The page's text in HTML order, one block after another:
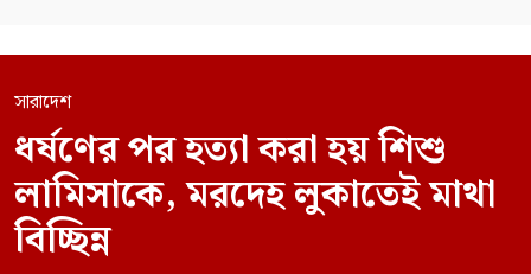
সারাদেশ
ধর্ষণের পর হত্যা করা হয় শিশু
লামিসাকে, মরদেহ লুকাতেই মাথা
বিচ্ছিন্ন